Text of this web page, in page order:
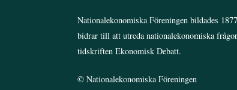
Nationalekonomiska Föreningen bildades
bidrar till att utreda nationalekonomiska
tidskriften Ekonomisk Debatt.
©Nationalekonomiska Föreningen